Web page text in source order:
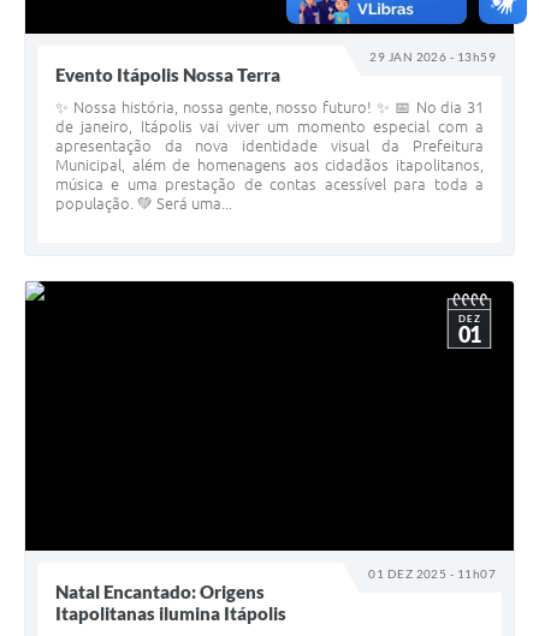
29 JAN 2026 - 13h59
Evento Itápolis Nossa Terra
✨ Nossa história, nossa gente, nosso futuro! ✨ 📅 No dia 31
de janeiro, Itápolis vai viver um momento especial com a
apresentação da nova identidade visual da Prefeitura
Municipal, além de homenagens aos cidadãos itapolitanos,
música e uma prestação de contas acessível para toda a
população. 💚 Será uma...
01 DEZ 2025 - 11h07
DEZ
01
Natal Encantado: Origens
Itapolitanas ilumina Itápolis